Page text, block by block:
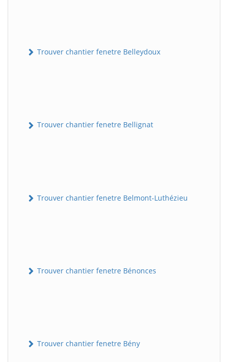
Trouver chantier fenetre Belleydoux
Trouver chantier fenetre Bellignat
Trouver chantier fenetre Belmont-Luthézieu
Trouver chantier fenetre Bénonces
Trouver chantier fenetre Bény